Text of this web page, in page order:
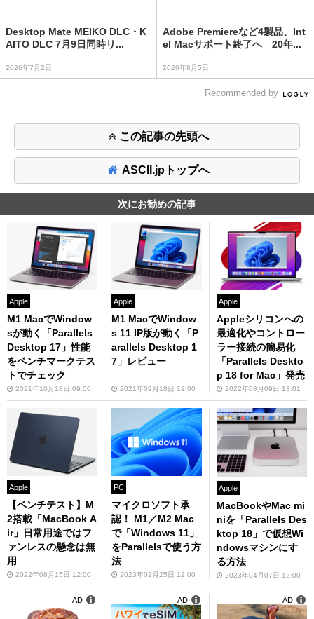
Desktop Mate MEIKO DLC・K
AITO DLC 7月9日同時リ...
2026年7月2日
Adobe Premiereなど4製品、Int
el Macサポート終了へ 20年...
2026年8月5日
Recommended by
この記事の先頭へ
ASCII.jpトップへ
次にお勧めの記事
Apple
M1 MacでWindow
sが動く「Parallels
Desktop 17」性能
をベンチマークテス
トでチェック
2021年10月18日 09:00
Apple
M1 MacでWindow
s 11 IP版が動く「P
arallels Desktop 1
7」レビュー
2021年09月18日 12:00
Apple
Appleシリコンへの
最適化やコントロー
ラー接続の簡易化
「Parallels Deskto
p 18 for Mac」発売
2022年08月09日 13:01
Apple
【ベンチテスト】M
2搭載「MacBook A
ir」日常用途ではフ
ァンレスの懸念は無
用
2022年08月15日 12:00
PC
マイクロソフト承
認！ M1／M2 Mac
で「Windows 11」
をParallelsで使う方
法
2023年02月25日 12:00
Apple
MacBookやMac mi
niを「Parallels Des
ktop 18」で仮想Wi
ndowsマシンにす
る方法
2023年04月07日 12:00
AD AD AD